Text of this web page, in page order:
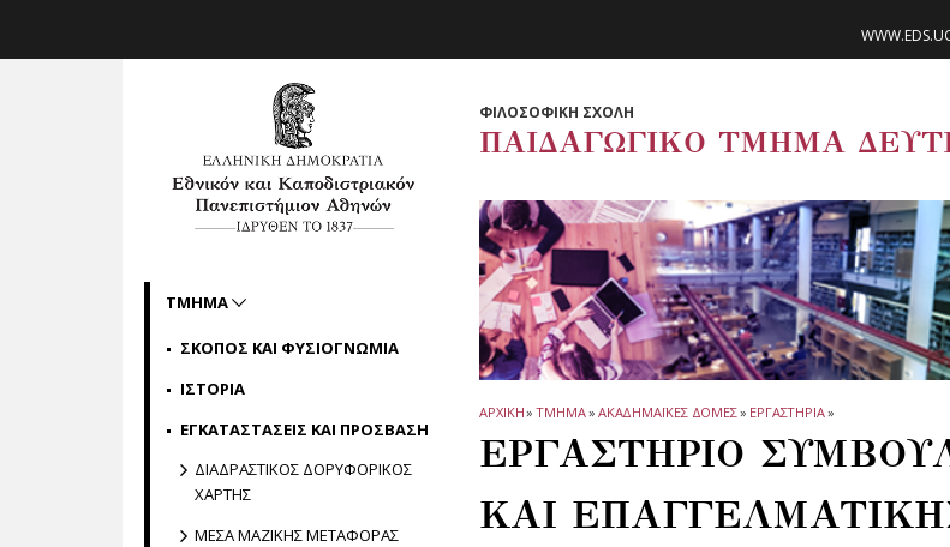
ΦΙΛΟΣΟΦΙΚΗ ΣΧΟΛΗ
ΠΑΙΔΑΓΩΓΙΚΟ ΤΜΗΜΑ
ΑΡΧΙΚΗ» ΤΜΗΜΑ» ΑΚΑΔΗΜΑΪΚΕΣ ΔΟΜΕΣ» ΕΡΓΑΣΤΗΡΙΑ»
ΕΡΓΑΣΤΗΡΙΟ
ΚΑΙ
ΤΜΗΜΑ
ΣΚΟΠΟΣ ΚΑΙ ΦΥΣΙΟΓΝΩΜΙΑ
ΙΣΤΟΡΙΑ
ΕΓΚΑΤΑΣΤΑΣΕΙΣ ΚΑΙ ΠΡΟΣΒΑΣΗ
ΔΙΑΔΡΑΣΤΙΚΟΣ ΔΟΡΥΦΟΡΙΚΟΣ
ΧΑΡΤΗΣ
ΜΕΣΑ ΜΑΖΙΚΗΣ ΜΕΤΑΦΟΡΑΣ